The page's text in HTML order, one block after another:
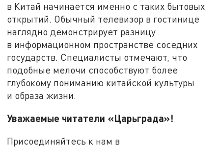
в Китай начинается именно с таких бытовых
открытий. Обычный телевизор в гостинице
наглядно демонстрирует разницу
в информационном пространстве соседних
государств. Специалисты отмечают, что
подобные мелочи способствуют более
глубокому пониманию китайской культуры
и образа жизни.
Уважаемые читатели «Царьграда»!
Присоединяйтесь к нам в